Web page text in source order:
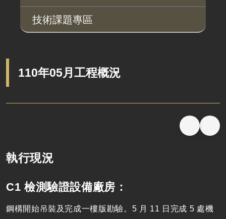
技術課題專區
110年05月工程概況
執行現況
C1 檢測驗證設備廠房：
鋼構開始吊裝及完成一樓版勘驗。5 月 11 日完成 5 處機